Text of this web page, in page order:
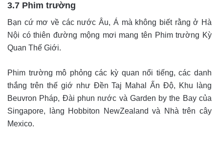
3.7 Phim trường
Bạn cứ mơ về các nước Âu, Á mà không biết rằng ở Hà
Nội có thiên đường mộng mơi mang tên Phim trường Kỳ
Quan Thế Giới.
Phim trường mô phỏng các kỳ quan nổi tiếng, các danh
thắng trên thế giớ như Đền Taj Mahal Ấn Độ, Khu làng
Beuvron Pháp, Đài phun nước và Garden by the Bay của
Singapore, làng Hobbiton NewZealand và Nhà trên cây
Mexico.